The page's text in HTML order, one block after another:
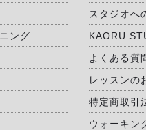
ング
スタジオへ
KAORU
よくある質
レッスンの
特定商取引
ウォーキン